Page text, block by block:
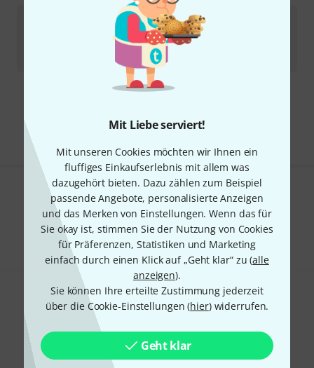
Mit Liebe serviert!
Mit unseren Cookies möchten wir Ihnen ein
fluffiges Einkaufserlebnis mit allem was
dazugehört bieten. Dazu zählen zum Beispiel
passende Angebote, personalisierte Anzeigen
und das Merken von Einstellungen. Wenn das für
Sie okay ist, stimmen Sie der Nutzung von Cookies
für Präferenzen, Statistiken und Marketing
einfach durch einen Klick auf „Geht klar“ zu (alle
anzeigen).
Sie können Ihre erteilte Zustimmung jederzeit
über die Cookie-Einstellungen (hier) widerrufen.
Geht klar
Lyon & HealyOgden Lever Harp 34 Str. NA
Sofort lieferbar
Alle Preise inkl. MwSt.
Gefällt Ihnen, was Sie sehen?
Teilen Hilfe & Feedback
Thomann Newsletter